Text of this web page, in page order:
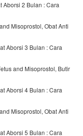
Aborsi 2 Bulan : Cara
Misoprostol, Obat Anti
Aborsi 3 Bulan : Cara
and Misoprostol, Butir
Aborsi 4 Bulan : Cara
Misoprostol, Obat Anti
Aborsi 5 Bulan : Cara